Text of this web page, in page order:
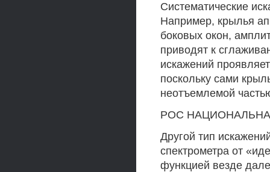
Систематические
Например, крылья
боковых окон,
приводят к
искажений
поскольку сами
неотъемлемой
РОС
Другой тип
спектрометра от
функцией везде